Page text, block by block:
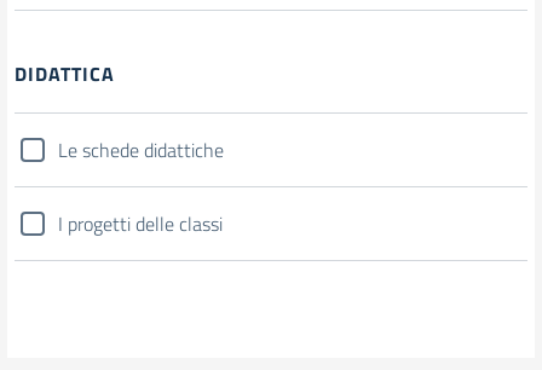
DIDATTICA
Le schede didattiche
I progetti delle classi